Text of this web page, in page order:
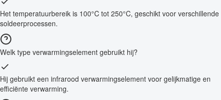
Het temperatuurbereik is 100°C tot 250°C, geschikt voor verschillende
soldeerprocessen.
Welk type verwarmingselement gebruikt hij?
Hij gebruikt een infrarood verwarmingselement voor gelijkmatige en
efficiënte verwarming.